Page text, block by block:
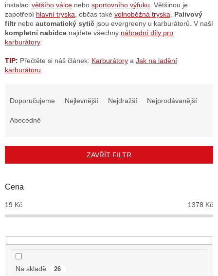
instalaci většího válce nebo sportovního výfuku . Většinou je
zapotřebí hlavní tryska , občas také volnoběžná tryska
Palivový
filtrnebo automatický sytič jsou evergreeny u karburátorů. V naší
kompletní nabídce najdete všechny náhradní díly pro
karburátory.
TIP: Přečtěte si náš článek: Karburátory a Jak na ladění
karburátoru
r
d
k
t
Doporučujeme Nejlevnější Nejdražší Nejprodávanější
Abecedně
ZAVŘÍT FILTR
Cena
19 Kč 1378 Kč
Na skladě 26